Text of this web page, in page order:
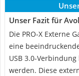
Unser Fazit für
Die PRO-X Externe
eine
USB 3.0-
werden. Diese